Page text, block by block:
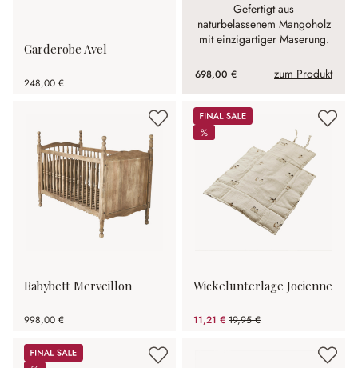
Garderobe Avel
248,00 €
Gefertigt aus
naturbelassenem Mangoholz
mit einzigartiger Maserung.
698,00 € zum Produkt
Babybett Merveillon
998,00 €
Sale
%
%
Wickelunterlage Jocienne
11,21 € 19,95 €
(43.81% gespart)
Sale